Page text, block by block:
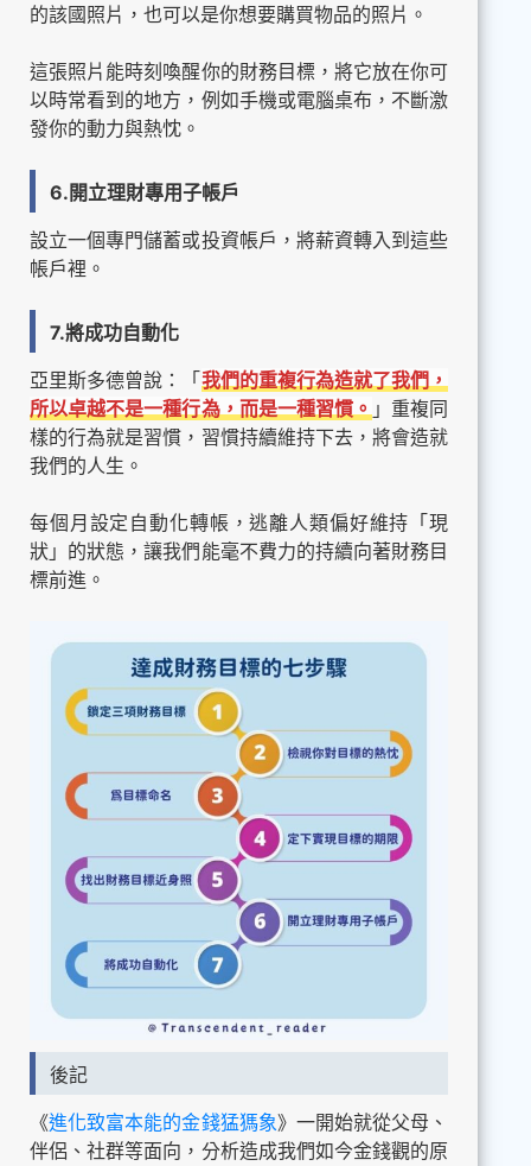
的該國照片，也可以是你想要購買物品的照片。
這張照片能時刻喚醒你的財務目標，將它放在你可
以時常看到的地方，例如手機或電腦桌布，不斷激
發你的動力與熱忱。
6.開立理財專用子帳戶
設立一個專門儲蓄或投資帳戶，將薪資轉入到這些
帳戶裡。
7.將成功自動化
亞里斯多德曾說：「 我們的重複行為造就了我們，
所以卓越不是一種行為，而是一種習慣。 」重複同
樣的行為就是習慣，習慣持續維持下去，將會造就
我們的人生。
每個月設定自動化轉帳，逃離人類偏好維持「現
狀」的狀態，讓我們能毫不費力的持續向著財務目
標前進。
後記
《進化致富本能的金錢猛獁象》一開始就從父母、
伴侶、社群等面向，分析造成我們如今金錢觀的原